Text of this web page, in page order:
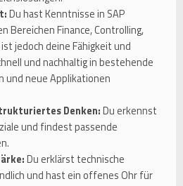
Du hast Kenntnisse in SAP
Bereichen Finance, Controlling,
jedoch deine Fähigkeit und
und nachhaltig in bestehende
und neue Applikationen
Denken:Du erkennst
und findest passende
Du erklärst technische
und hast ein offenes Ohr für